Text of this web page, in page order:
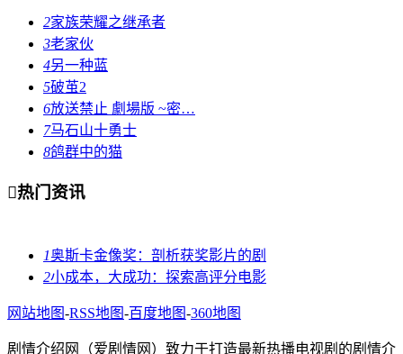
2家族荣耀之继承者
3老家伙
4另一种蓝
5破茧2
6放送禁止 劇場版 ~密…
7马石山十勇士
8鸽群中的猫
热门资讯
1奥斯卡金像奖：剖析获奖影片的剧
2小成本，大成功：探索高评分电影
网站地图-RSS地图-百度地图-360地图
剧情介绍网（爱剧情网）致力于打造最新热播电视剧的剧情介